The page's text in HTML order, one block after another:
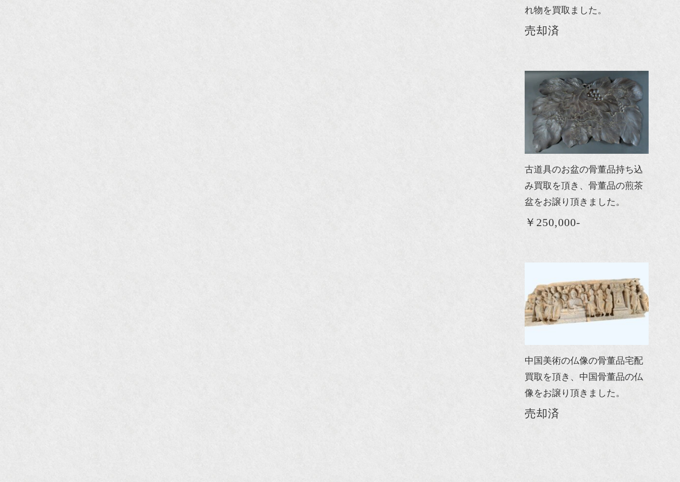
れ物を買取ました。
売却済
古道具のお盆の骨董品持ち込
み買取を頂き、骨董品の煎茶
盆をお譲り頂きました。
￥250,000-
中国美術の仏像の骨董品宅配
買取を頂き、中国骨董品の仏
像をお譲り頂きました。
売却済